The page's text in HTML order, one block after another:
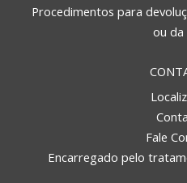
Procedimentos para
ou da
Fale
Encarregado pelo